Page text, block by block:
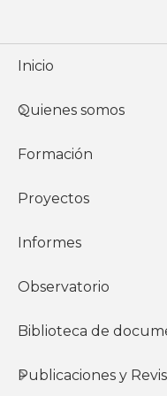
Autores
Fernando
Inicio
Quienes somos
Formación
Proyectos
Informes
Observatorio
Biblioteca de
Publicaciones y